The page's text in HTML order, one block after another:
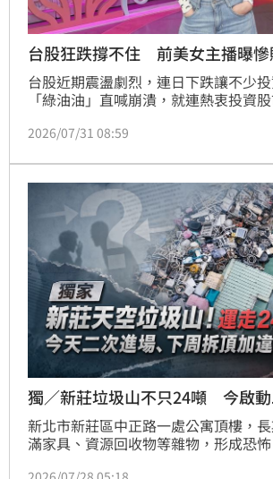
台股狂跌撐不住 前美女主播曝慘
台股近期震盪劇烈，連日下跌讓不少
「綠油油」直喊崩潰，就連熱衷投資
沒兩樣」，只能靠講點垃圾話療癒心情
民共鳴。
2026/07/31 08:59
獨／新莊垃圾山不只24噸 今啟
新北市新莊區中正路一處公寓頂樓，
滿家具、資源回收物等雜物，形成恐